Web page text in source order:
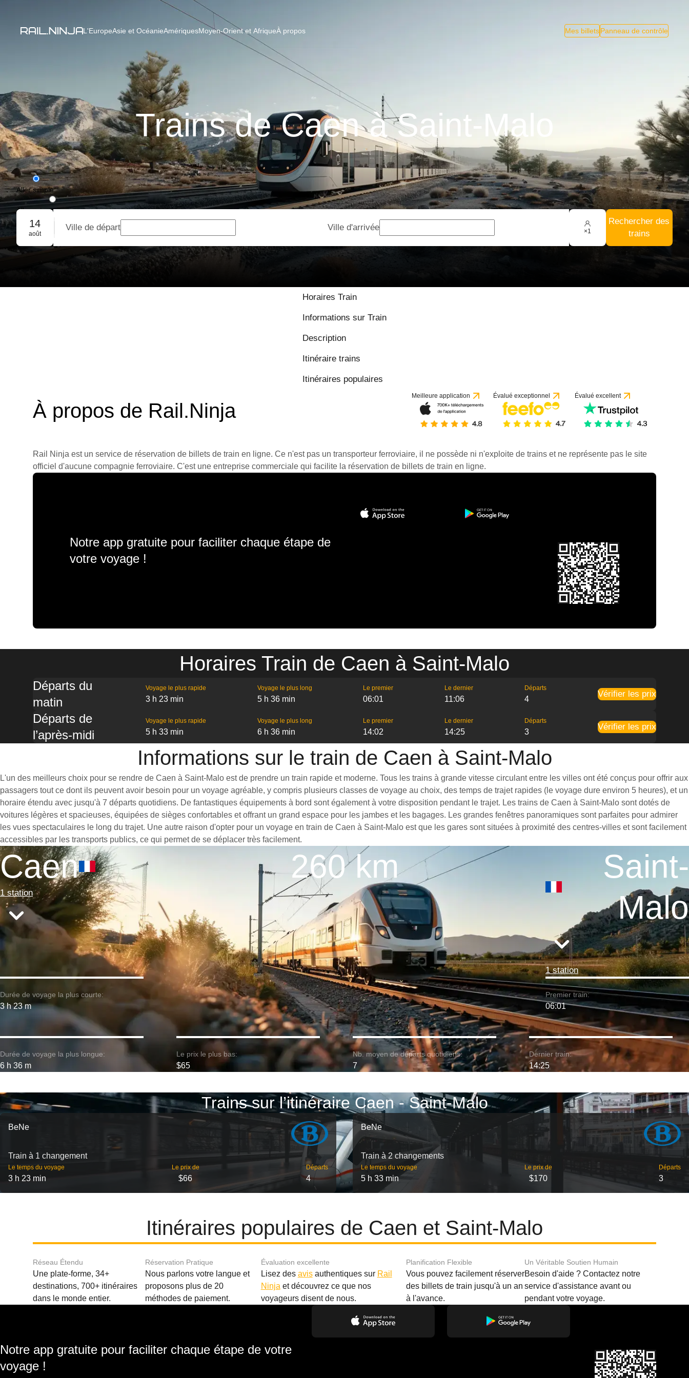
L'EuropeAsie et OcéanieAmériquesMoyen-Orient et AfriqueÀ propos Mes billetsPanneau de contrôle
Trains de Caen à Saint-Malo
Aller simple
Aller-retour
Réservation de groupe
14
août
Ville de départ Ville d'arrivée ×1
Rechercher des
trains
Horaires Train
Informations sur Train
Description
Itinéraire trains
Itinéraires populaires
À propos de Rail.Ninja
Meilleure application Évalué exceptionnel Évalué excellent
Rail Ninja est un service de réservation de billets de train en ligne. Ce n'est pas un transporteur ferroviaire, il ne possède ni n'exploite de trains et ne représente pas le site
officiel d'aucune compagnie ferroviaire. C'est une entreprise commerciale qui facilite la réservation de billets de train en ligne.
Notre app gratuite pour faciliter chaque étape de
votre voyage !
Horaires Train de Caen à Saint-Malo
Départs du
matin
Voyage le plus rapide
3 h 23 min
Voyage le plus long
5 h 36 min
Le premier
06:01
Le dernier
11:06
Départs
4
Vérifier les prix
Départs de
l’après-midi
Voyage le plus rapide
5 h 33 min
Voyage le plus long
6 h 36 min
Le premier
14:02
Le dernier
14:25
Départs
3
Vérifier les prix
Informations sur le train de Caen à Saint-Malo
L'un des meilleurs choix pour se rendre de Caen à Saint-Malo est de prendre un train rapide et moderne. Tous les trains à grande vitesse circulant entre les villes ont été conçus pour offrir aux
passagers tout ce dont ils peuvent avoir besoin pour un voyage agréable, y compris plusieurs classes de voyage au choix, des temps de trajet rapides (le voyage dure environ 5 heures), et un
horaire étendu avec jusqu'à 7 départs quotidiens. De fantastiques équipements à bord sont également à votre disposition pendant le trajet. Les trains de Caen à Saint-Malo sont dotés de
voitures légères et spacieuses, équipées de sièges confortables et offrant un grand espace pour les jambes et les bagages. Les grandes fenêtres panoramiques sont parfaites pour admirer
les vues spectaculaires le long du trajet. Une autre raison d'opter pour un voyage en train de Caen à Saint-Malo est que les gares sont situées à proximité des centres-villes et sont facilement
accessibles par les transports publics, ce qui permet de se déplacer très facilement.
Caen
1 station
260 km
Saint-
Malo
1 station
Durée de voyage la plus courte:
3 h 23 m
Premier train:
06:01
Durée de voyage la plus longue:
6 h 36 m
Le prix le plus bas:
$65
Nb. moyen de départs quotidiens:
7
Dernier train:
14:25
Trains sur l’itinéraire Caen - Saint-Malo
BeNe
Train à 1 changement
Le temps du voyage
3 h 23 min
Le prix de
$66
Départs
4
BeNe
Train à 2 changements
Le temps du voyage
5 h 33 min
Le prix de
$170
Départs
3
Itinéraires populaires de Caen et Saint-Malo
Réseau Étendu
Une plate-forme, 34+
destinations, 700+ itinéraires
dans le monde entier.
Réservation Pratique
Nous parlons votre langue et
proposons plus de 20
méthodes de paiement.
Évaluation excellente
Lisez des avisauthentiques sur Rail
Ninja et découvrez ce que nos
voyageurs disent de nous.
Planification Flexible
Vous pouvez facilement réserver
des billets de train jusqu'à un an
à l'avance.
Un Véritable Soutien Humain
Besoin d'aide ? Contactez notre
service d'assistance avant ou
pendant votre voyage.
Notre app gratuite pour faciliter chaque étape de votre
voyage !